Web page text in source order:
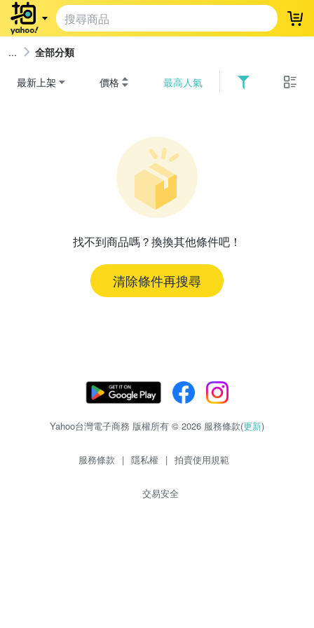
登
全部分類
最新上架 價格 最高人氣
找不到商品嗎？換換其他條件吧！
清除條件再搜尋
Yahoo台灣電子商務 版權所有 © 2026 服務條款(更新)
服務條款 | 隱私權 | 拍賣使用規範
交易安全